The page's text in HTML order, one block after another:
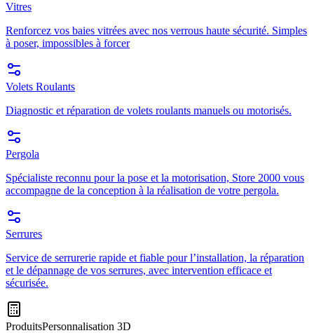
Vitres
Renforcez vos baies vitrées avec nos verrous haute sécurité. Simples
à poser, impossibles à forcer
Volets Roulants
Diagnostic et réparation de volets roulants manuels ou motorisés.
Pergola
Spécialiste reconnu pour la pose et la motorisation, Store 2000 vous
accompagne de la conception à la réalisation de votre pergola.
Serrures
Service de serrurerie rapide et fiable pour l’installation, la réparation
et le dépannage de vos serrures, avec intervention efficace et
sécurisée.
ProduitsPersonnalisation 3D